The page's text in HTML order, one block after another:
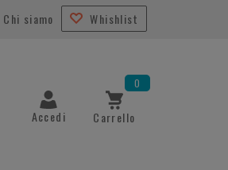
Chi siamo Whishlist
Accedi Carrello
0